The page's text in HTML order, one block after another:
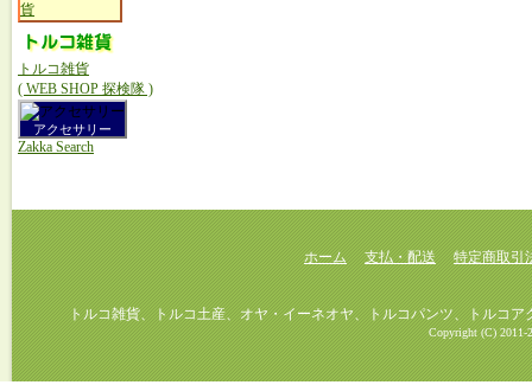
トルコ雑貨
( WEB SHOP 探検隊 )
アクセサリー
Zakka Search
ホーム 支払・配送 特定商取引
トルコ雑貨、トルコ土産、オヤ・イーネオヤ、トルコパンツ、トルコアク
Copyright (C) 2011-